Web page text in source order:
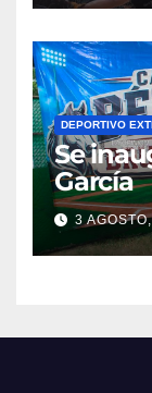
DEPORTIVO
Se
García
3